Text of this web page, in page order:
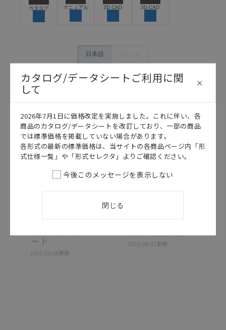
保できるよう設計されていること、および本製品が全
ン事例は参考用ですので、ご採用に際しては機器・装
置の機能や安全性をご確認のうえご使用ください。・
商品に接続される推奨機器等、現在では入手困難なも
のもそのまま記載しています。・誤字、脱字が含まれ
ている可能性がありますがご容赦ください。
ものであり、変更・改定させていただいている可能性
があります。改めて当サイトの掲載内容をご確認のう
え、ご用命下さいますようお願いいたします。
カタログ マニュアル 2D CAD 3D CAD
日本語
F3UV
ート
2017/10/06更新
2013/06/13更新
カタログ/データシートご利用に関
して
2026年7月1日に価格改定を実施しました。これに伴い、各
商品のカタログ/データシートを改訂しており、一部の商品
では標準価格を掲載していない場合があります。
各形式の最新の標準価格は、当サイトの各商品ページ内「形
式仕様一覧」や「形式セレクタ」よりご確認ください。
今後このメッセージを表示しない
閉じる